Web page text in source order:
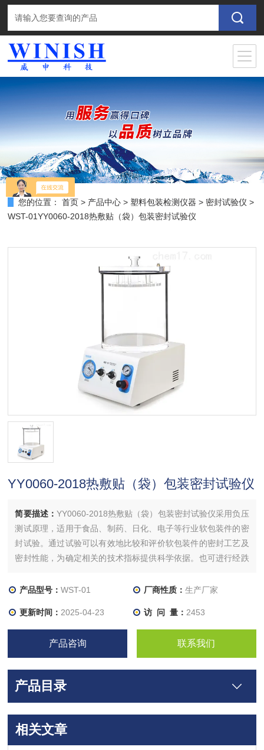
您的位置： 首页 > 产品中心 > 塑料包装检测仪器 > 密封试验仪 >
WST-01YY0060-2018热敷贴（袋）包装密封试验仪
YY0060-2018热敷贴（袋）包装密封试验仪
简要描述： YY0060-2018热敷贴（袋）包装密封试验仪采用负压
测试原理，适用于食品、制药、日化、电子等行业软包装件的密
封试验。通过试验可以有效地比较和评价软包装件的密封工艺及
密封性能，为确定相关的技术指标提供科学依据。也可进行经跌
产品型号：WST-01 厂商性质： 生产厂家
更新时间： 2025-04-23 访 问 量： 2453
产品咨询 联系我们
产品目录
相关文章